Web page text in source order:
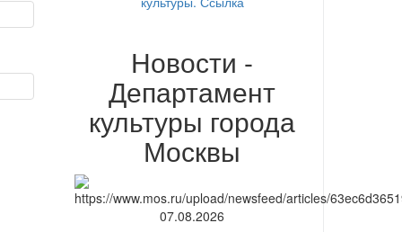
Новости -
Департамент
культуры города
Москвы
07.08.2026